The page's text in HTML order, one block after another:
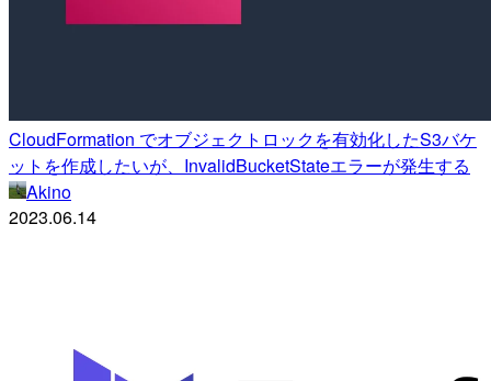
CloudFormation でオブジェクトロックを有効化したS3バケ
ットを作成したいが、InvalidBucketStateエラーが発生する
Akino
2023.06.14